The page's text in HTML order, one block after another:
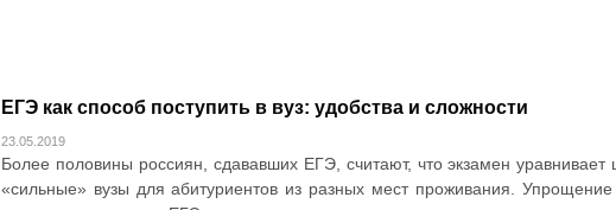
ЕГЭ как способ поступить в вуз: удобства и сложности
23.05.2019
Более половины россиян, сдававших ЕГЭ, считают, что экзамен
«сильные» вузы для абитуриентов из разных мест проживания.